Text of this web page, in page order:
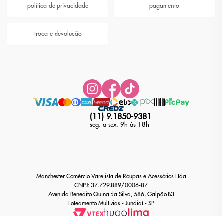
política de privacidade pagamento
troca e devolução
(11) 9.1850-9381
seg. a sex. 9h às 18h
Manchester Comércio Varejista de Roupas e Acessórios Ltda
CNPJ: 37.729.889/0006-87
Avenida Benedito Quina da Silva, 586, Galpão B3
Loteamento Multivias - Jundiaí - SP